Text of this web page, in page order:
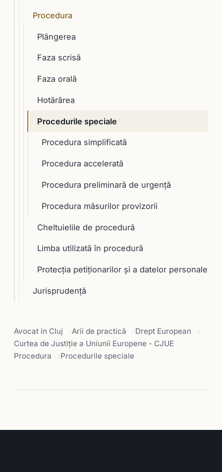
Procedura
Plângerea
Faza scrisă
Faza orală
Hotărârea
Procedurile speciale
Procedura simplificată
Procedura accelerată
Procedura preliminară de urgenţă
Procedura măsurilor provizorii
Cheltuielile de procedură
Limba utilizată în procedură
Protecția petiționarilor și a datelor personale
Jurisprudență
Avocat in Cluj Arii de practică
Drept European
Curtea de Justiție a Uniunii Europene - CJUE
Procedura
Procedurile speciale